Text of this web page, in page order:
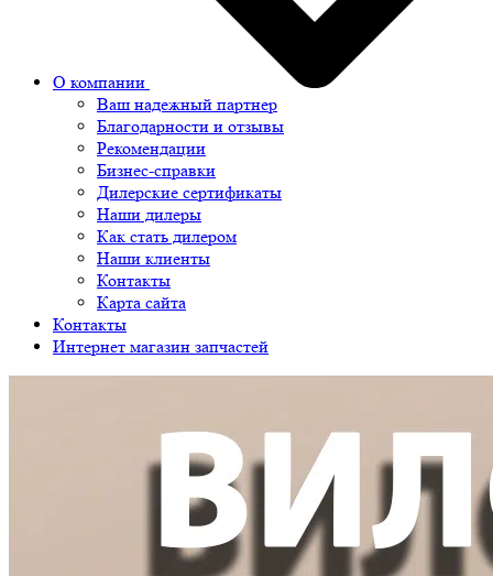
О компании
Ваш надежный партнер
Благодарности и отзывы
Рекомендации
Бизнес-справки
Дилерские сертификаты
Наши дилеры
Как стать дилером
Наши клиенты
Контакты
Карта сайта
Контакты
Интернет магазин запчастей